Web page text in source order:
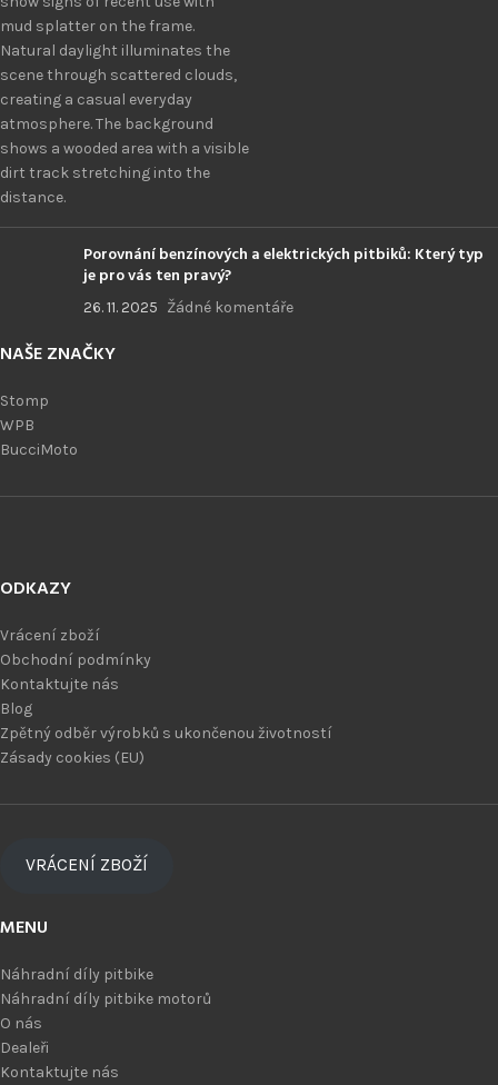
Porovnání benzínových a elektrických pitbiků: Který typ
je pro vás ten pravý?
26. 11. 2025 Žádné komentáře
NAŠE ZNAČKY
Stomp
WPB
BucciMoto
ODKAZY
Vrácení zboží
Obchodní podmínky
Kontaktujte nás
Blog
Zpětný odběr výrobků s ukončenou životností
Zásady cookies (EU)
VRÁCENÍ ZBOŽÍ
MENU
Náhradní díly pitbike
Náhradní díly pitbike motorů
O nás
Dealeři
Kontaktujte nás